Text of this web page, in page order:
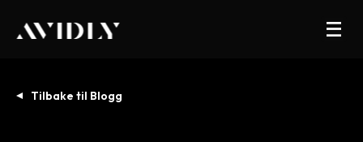
Tilbake til Blogg